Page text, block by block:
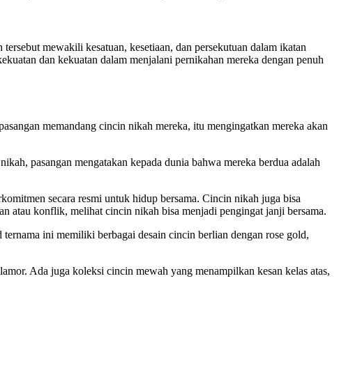
mewakili kesatuan, kesetiaan, dan persekutuan dalam ikatan
dan kekuatan dalam menjalani pernikahan mereka dengan penuh
memandang cincin nikah mereka, itu mengingatkan mereka akan
pasangan mengatakan kepada dunia bahwa mereka berdua adalah
secara resmi untuk hidup bersama. Cincin nikah juga bisa
atau konflik, melihat cincin nikah bisa menjadi pengingat janji bersama.
ini memiliki berbagai desain cincin berlian dengan rose gold,
Ada juga koleksi cincin mewah yang menampilkan kesan kelas atas,